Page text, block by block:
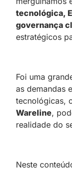
tecnológica,
governança
estratégicos
Foi uma
as demandas
tecnológicas,
Wareline,
realidade do
Neste